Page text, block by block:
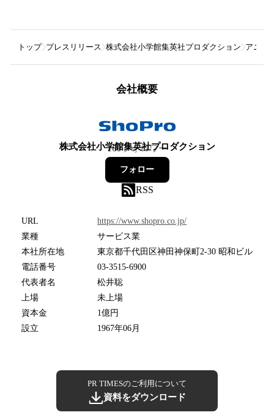
トップ プレスリリース 株式会社小学館集英社プロダクション アニメ
会社概要
株式会社小学館集英社プロダクション
169フォロワー
フォロー
RSS
URL
https://www.shopro.co.jp/
業種
サービス業
本社所在地
東京都千代田区神田神保町2-30 昭和ビル
電話番号
03-3515-6900
代表者名
松井聡
上場
未上場
資本金
1億円
設立
1967年06月
PR TIMESのご利用について
資料をダウンロード